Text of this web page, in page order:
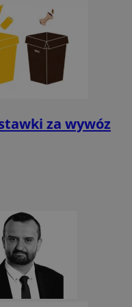
za wywóz
YouTube
.youtube.com